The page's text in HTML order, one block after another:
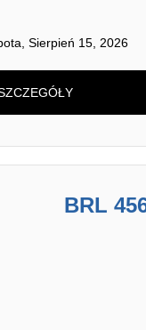
Sierpień 15, 2026
BRL